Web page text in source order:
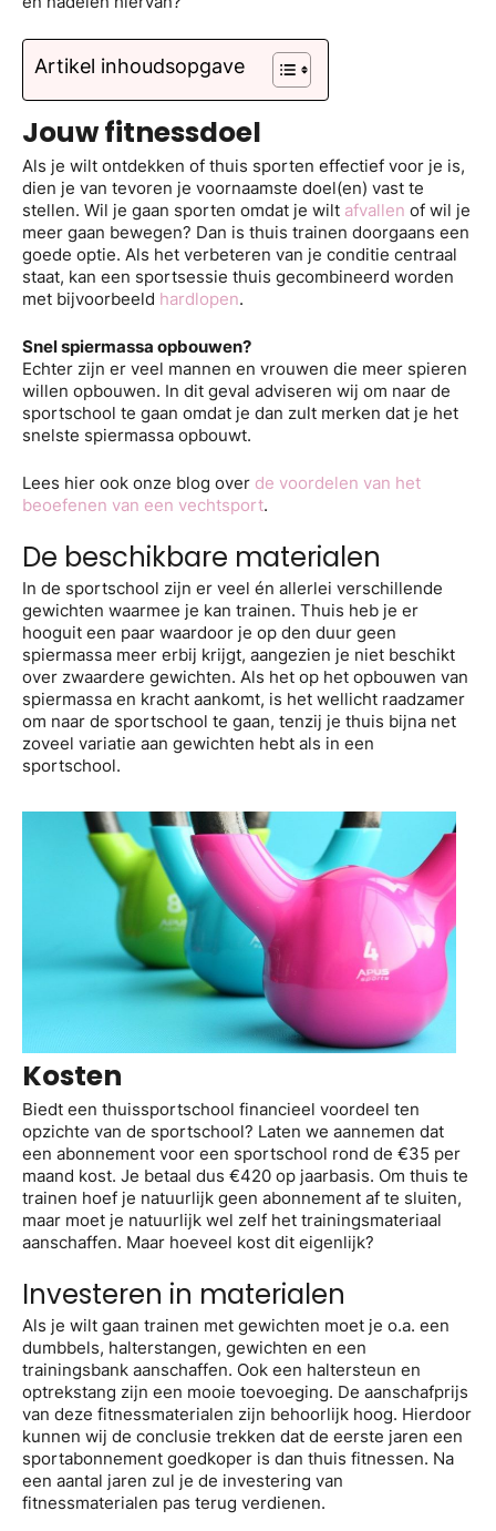
Artikel inhoudsopgave
Jouw fitnessdoel
Als je wilt ontdekken of thuis sporten effectief voor je is,
dien je van tevoren je voornaamste doel(en) vast te
stellen. Wil je gaan sporten omdat je wilt afvallen of wil je
meer gaan bewegen? Dan is thuis trainen doorgaans een
goede optie. Als het verbeteren van je conditie centraal
staat, kan een sportsessie thuis gecombineerd worden
met bijvoorbeeld hardlopen.
Snel spiermassa opbouwen?
Echter zijn er veel mannen en vrouwen die meer spieren
willen opbouwen. In dit geval adviseren wij om naar de
sportschool te gaan omdat je dan zult merken dat je het
snelste spiermassa opbouwt.
Lees hier ook onze blog over de voordelen van het
beoefenen van een vechtsport.
De beschikbare materialen
In de sportschool zijn er veel én allerlei verschillende
gewichten waarmee je kan trainen. Thuis heb je er
hooguit een paar waardoor je op den duur geen
spiermassa meer erbij krijgt, aangezien je niet beschikt
over zwaardere gewichten. Als het op het opbouwen van
spiermassa en kracht aankomt, is het wellicht raadzamer
om naar de sportschool te gaan, tenzij je thuis bijna net
zoveel variatie aan gewichten hebt als in een
sportschool.
Kosten
Biedt een thuissportschool financieel voordeel ten
opzichte van de sportschool? Laten we aannemen dat
een abonnement voor een sportschool rond de €35 per
maand kost. Je betaal dus €420 op jaarbasis. Om thuis te
trainen hoef je natuurlijk geen abonnement af te sluiten,
maar moet je natuurlijk wel zelf het trainingsmateriaal
aanschaffen. Maar hoeveel kost dit eigenlijk?
Investeren in materialen
Als je wilt gaan trainen met gewichten moet je o.a. een
dumbbels, halterstangen, gewichten en een
trainingsbank aanschaffen. Ook een haltersteun en
optrekstang zijn een mooie toevoeging. De aanschafprijs
van deze fitnessmaterialen zijn behoorlijk hoog. Hierdoor
kunnen wij de conclusie trekken dat de eerste jaren een
sportabonnement goedkoper is dan thuis fitnessen. Na
een aantal jaren zul je de investering van
fitnessmaterialen pas terug verdienen.